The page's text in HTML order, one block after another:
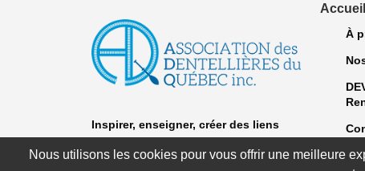
Inspirer, enseigner, créer des liens
"Dentelle après dentelle depuis 1981."
Accueil
À
Nous utilisons les cookies pour vous offrir une meilleure